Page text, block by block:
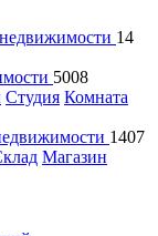
14
5008
Студия Комната
1407
Магазин